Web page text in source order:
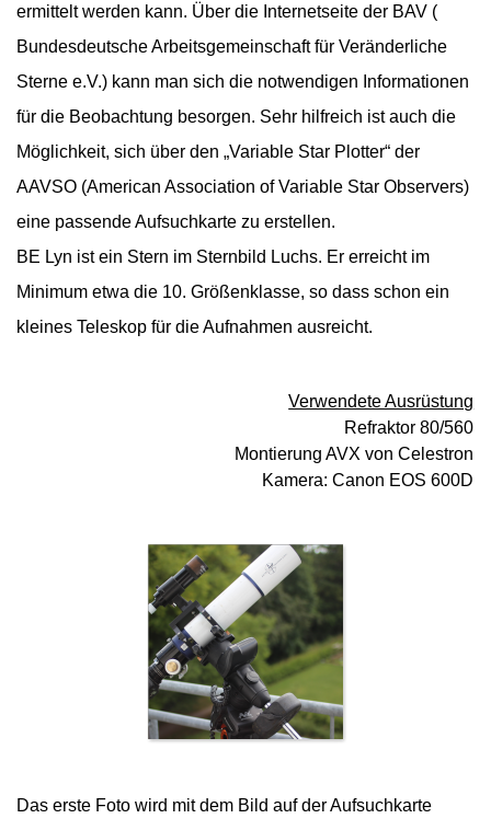
ermittelt werden kann. Über die Internetseite der BAV (
Bundesdeutsche Arbeitsgemeinschaft für Veränderliche
Sterne e.V.) kann man sich die notwendigen Informationen
für die Beobachtung besorgen. Sehr hilfreich ist auch die
Möglichkeit, sich über den „Variable Star Plotter“ der
AAVSO (American Association of Variable Star Observers)
eine passende Aufsuchkarte zu erstellen.
BE Lyn ist ein Stern im Sternbild Luchs. Er erreicht im
Minimum etwa die 10. Größenklasse, so dass schon ein
kleines Teleskop für die Aufnahmen ausreicht.
Verwendete Ausrüstung
Refraktor 80/560
Montierung AVX von Celestron
Kamera: Canon EOS 600D
Das erste Foto wird mit dem Bild auf der Aufsuchkarte